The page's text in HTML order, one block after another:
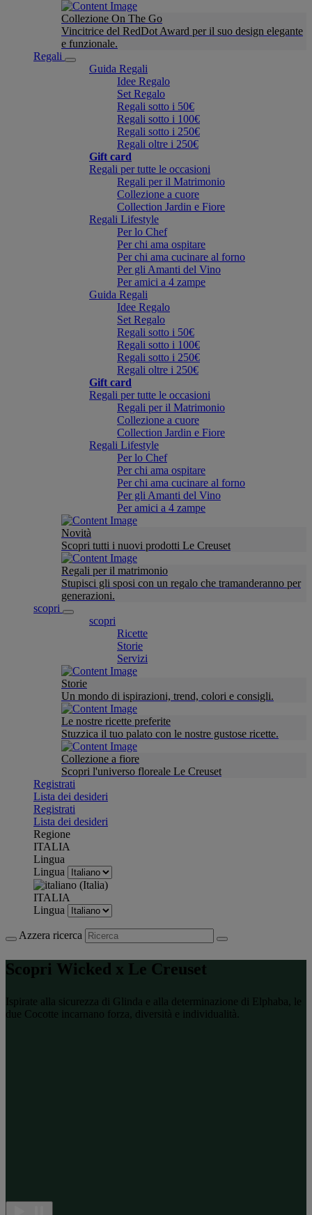
Collezione On The Go
Vincitrice del RedDot Award per il suo design elegante
e funzionale.
Regali
Guida Regali
Idee Regalo
Set Regalo
Regali sotto i 50€
Regali sotto i 100€
Regali sotto i 250€
Regali oltre i 250€
Gift card
Regali per tutte le occasioni
Regali per il Matrimonio
Collezione a cuore
Collection Jardin e Fiore
Regali Lifestyle
Per lo Chef
Per chi ama ospitare
Per chi ama cucinare al forno
Per gli Amanti del Vino
Per amici a 4 zampe
Guida Regali
Idee Regalo
Set Regalo
Regali sotto i 50€
Regali sotto i 100€
Regali sotto i 250€
Regali oltre i 250€
Gift card
Regali per tutte le occasioni
Regali per il Matrimonio
Collezione a cuore
Collection Jardin e Fiore
Regali Lifestyle
Per lo Chef
Per chi ama ospitare
Per chi ama cucinare al forno
Per gli Amanti del Vino
Per amici a 4 zampe
Novità
Scopri tutti i nuovi prodotti Le Creuset
Regali per il matrimonio
Stupisci gli sposi con un regalo che tramanderanno per
generazioni.
scopri
scopri
Ricette
Storie
Servizi
Storie
Un mondo di ispirazioni, trend, colori e consigli.
Le nostre ricette preferite
Stuzzica il tuo palato con le nostre gustose ricette.
Collezione a fiore
Scopri l'universo floreale Le Creuset
Registrati
Lista dei desideri
Registrati
Lista dei desideri
Regione
ITALIA
Lingua
Lingua
ITALIA
Lingua
Azzera ricerca
Scopri Wicked x Le Creuset
Ispirate alla sicurezza di Glinda e alla determinazione di Elphaba, le
due Cocotte incarnano forza, diversità e individualità.